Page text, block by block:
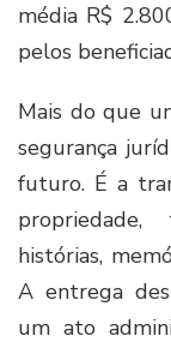
média R$
pelos
Mais do que
segurança
futuro. É a
histórias,
A entrega
um ato